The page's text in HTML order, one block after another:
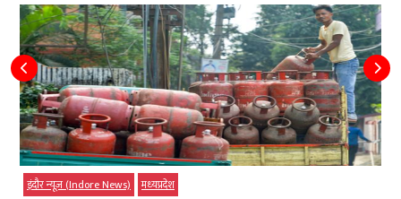
इंदौर न्यूज़ (Indore News) मध्‍यप्रदेश